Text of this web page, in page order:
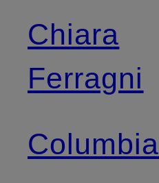
Chiara
Ferragni
Columbia